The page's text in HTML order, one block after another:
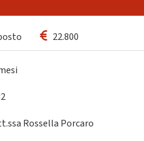
22.800
Rossella Porcaro